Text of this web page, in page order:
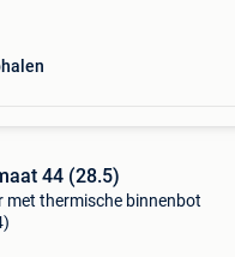
44 (28.5)
met thermische binnenbot